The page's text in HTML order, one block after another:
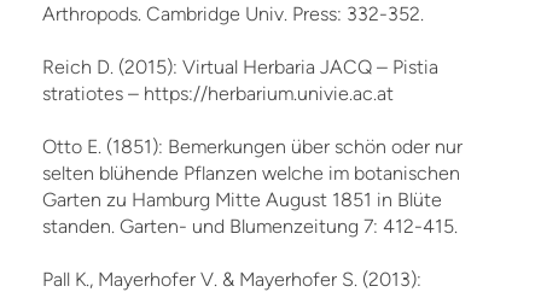
Arthropods. Cambridge Univ. Press: 332-352.
Reich D. (2015): Virtual Herbaria JACQ – Pistia
stratiotes – https://herbarium.univie.ac.at
Otto E. (1851): Bemerkungen über schön oder nur
selten blühende Pflanzen welche im botanischen
Garten zu Hamburg Mitte August 1851 in Blüte
standen. Garten- und Blumenzeitung 7: 412-415.
Pall K., Mayerhofer V. & Mayerhofer S. (2013):